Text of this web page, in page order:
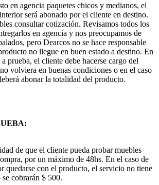
en agencia paquetes chicos y medianos, el
será abonado por el cliente en destino.
consultar cotización. Revisamos todos los
en agencia y nos preocupamos de
pero Dearcos no se hace responsable
no llegue en buen estado a destino. En
prueba, el cliente debe hacerse cargo del
volviera en buenas condiciones o en el caso
abonar la totalidad del producto.
de que el cliente pueda probar muebles
por un máximo de 48hs. En el caso de
quedarse con el producto, el servicio no tiene
cobrarán $ 500.